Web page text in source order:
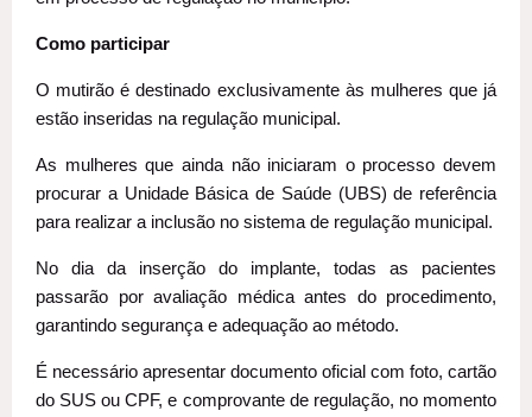
Como participar
O mutirão é destinado exclusivamente às mulheres que já
estão inseridas na regulação municipal.
As mulheres que ainda não iniciaram o processo devem
procurar a Unidade Básica de Saúde (UBS) de referência
para realizar a inclusão no sistema de regulação municipal.
No dia da inserção do implante, todas as pacientes
passarão por avaliação médica antes do procedimento,
garantindo segurança e adequação ao método.
É necessário apresentar documento oficial com foto, cartão
do SUS ou CPF, e comprovante de regulação, no momento